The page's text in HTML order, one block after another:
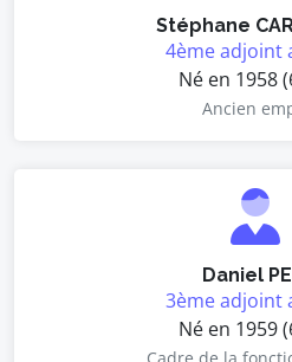
Stéphane
4ème adjoint
Né en 1958
Ancien
Daniel
3ème adjoint
Né en 1959